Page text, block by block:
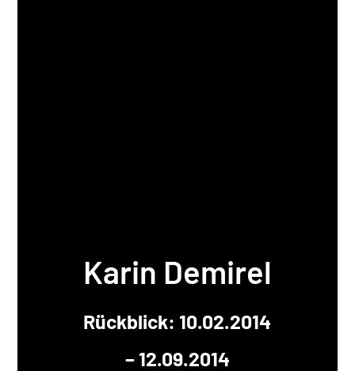
Karin Demirel
Rückblick: 10.02.2014
– 12.09.2014